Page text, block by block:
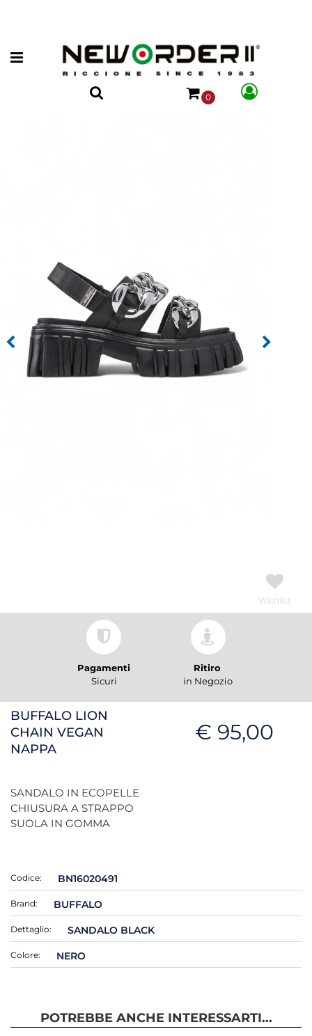
Open menu
0
Wishlist
Pagamenti
Sicuri
Ritiro
in Negozio
BUFFALO LION
CHAIN VEGAN
NAPPA
€ 95,00
SANDALO IN ECOPELLE
CHIUSURA A STRAPPO
SUOLA IN GOMMA
Codice: BN16020491
Brand: BUFFALO
Dettaglio: SANDALO BLACK
Colore: NERO
POTREBBE ANCHE INTERESSARTI...